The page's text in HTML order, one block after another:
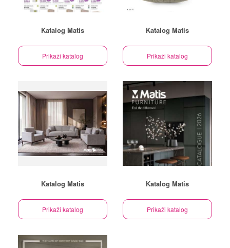
Katalog Matis
Prikaži katalog
Katalog Matis
Prikaži katalog
Katalog Matis
Prikaži katalog
Katalog Matis
Prikaži katalog